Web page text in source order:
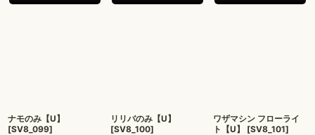
ナモのみ【U】
[SV8_099]
リリバのみ【U】
[SV8_100]
ワザマシン フローライ
ト【U】
[SV8_101]